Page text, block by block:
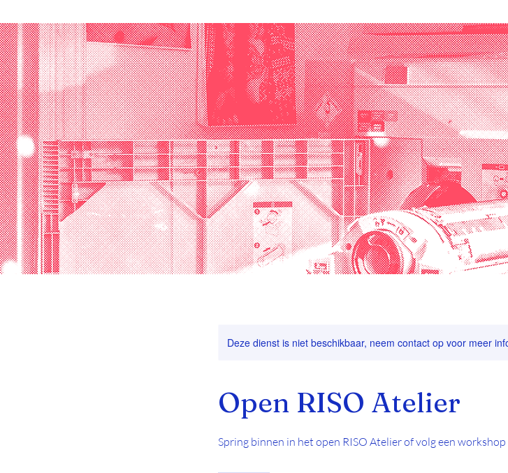
Deze dienst is niet beschikbaar, neem contact op voor meer
Open RISO Atelier
Spring binnen in het open RISO Atelier of volg een